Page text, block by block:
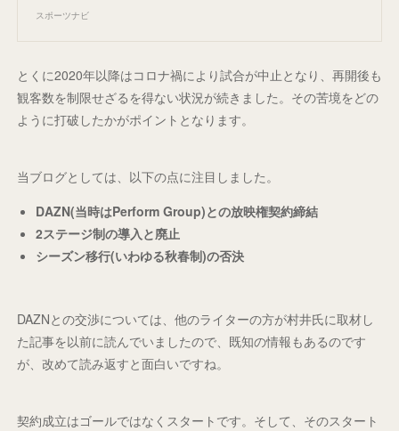
スポーツナビ
とくに2020年以降はコロナ禍により試合が中止となり、再開後も
観客数を制限せざるを得ない状況が続きました。その苦境をどの
ように打破したかがポイントとなります。
当ブログとしては、以下の点に注目しました。
DAZN(当時はPerform Group)との放映権契約締結
2ステージ制の導入と廃止
シーズン移行(いわゆる秋春制)の否決
DAZNとの交渉については、他のライターの方が村井氏に取材し
た記事を以前に読んでいましたので、既知の情報もあるのです
が、改めて読み返すと面白いですね。
契約成立はゴールではなくスタートです。そして、そのスタート